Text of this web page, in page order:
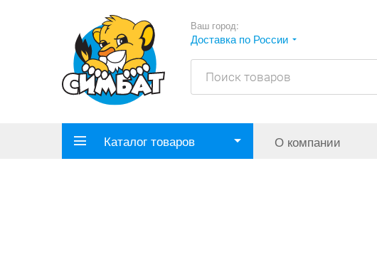
Ваш город:
Доставка по России
Каталог товаров О компании